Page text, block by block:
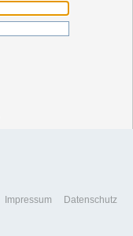
Impressum Datenschutz